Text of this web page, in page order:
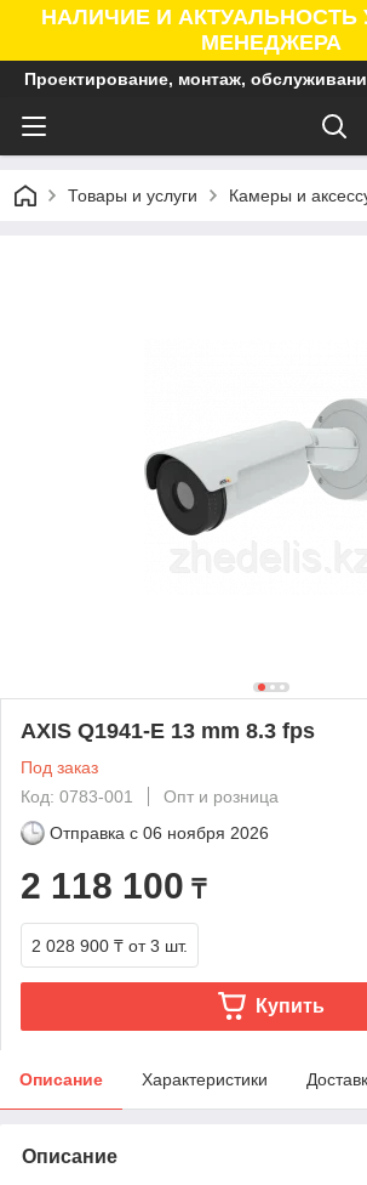
НАЛИЧИЕ И АКТУАЛЬНОСТЬ
МЕНЕДЖЕРА
Проектирование, монтаж,
Товары и услуги Камеры и
AXIS Q1941-E 13 mm 8.3 fps
Под заказ
Код: 0783-001
Опт и розница
Отправка с 06 ноября 2026
2 118 100 ₸
2 028 900 ₸ от 3 шт.
Купить
Описание Характеристики
Описание